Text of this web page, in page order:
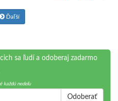
Ďaľší
sa ľudí a odoberaj zadarmo
každú nedeľu
Odoberať